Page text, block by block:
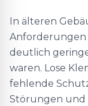
In älteren
Anforderungen
deutlich
waren. Lose
fehlende
Störungen und